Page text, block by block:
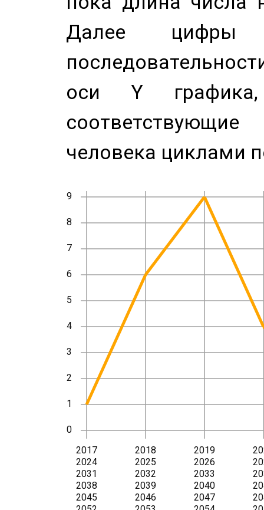
Далее цифры
оси Y
человека циклами